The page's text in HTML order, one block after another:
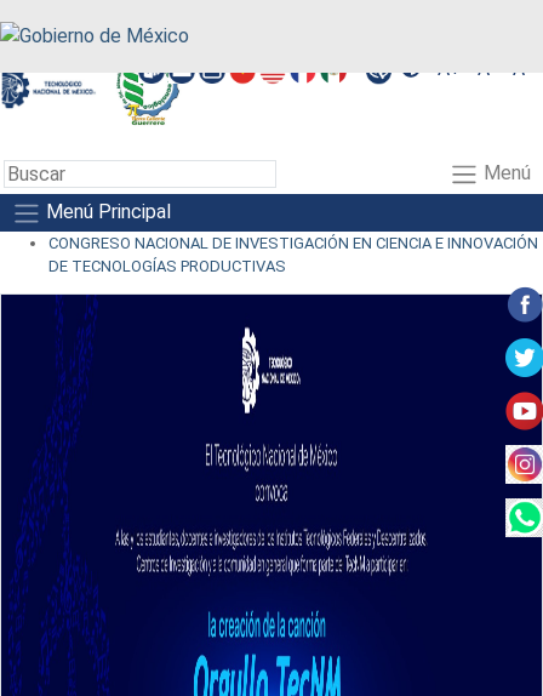
A+ A- A
Menú
Menú Principal
CONGRESO NACIONAL DE INVESTIGACIÓN EN CIENCIA E INNOVACIÓN
DE TECNOLOGÍAS PRODUCTIVAS